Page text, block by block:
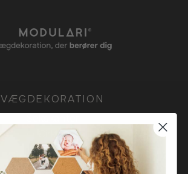
VÆGDEKORATION
Cirkler
Firekanter
FlexFrames